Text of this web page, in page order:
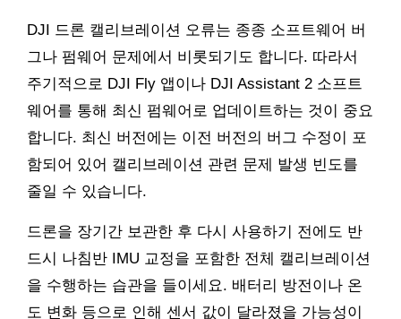
DJI 드론 캘리브레이션 오류는 종종 소프트웨어 버
그나 펌웨어 문제에서 비롯되기도 합니다. 따라서
주기적으로 DJI Fly 앱이나 DJI Assistant 2 소프트
웨어를 통해 최신 펌웨어로 업데이트하는 것이 중요
합니다. 최신 버전에는 이전 버전의 버그 수정이 포
함되어 있어 캘리브레이션 관련 문제 발생 빈도를
줄일 수 있습니다.
드론을 장기간 보관한 후 다시 사용하기 전에도 반
드시 나침반 IMU 교정을 포함한 전체 캘리브레이션
을 수행하는 습관을 들이세요. 배터리 방전이나 온
도 변화 등으로 인해 센서 값이 달라졌을 가능성이